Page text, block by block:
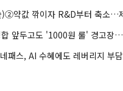
네패스, AI 수혜에도 레버리지 부담 여전